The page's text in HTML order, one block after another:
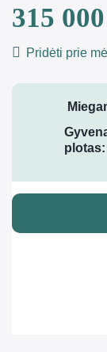
315
Pridėti prie
plotas: